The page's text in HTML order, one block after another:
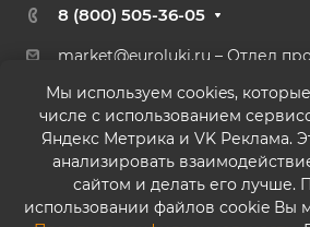
8 (800) 505-36-05
market@euroluki.ru – Отдел
г. Москва, ул. Генерала Белова, 43
Мы используем cookies,
числе с использованием
Яндекс Метрика и VK Реклама.
анализировать
сайтом и делать его лучше.
использовании файлов cookie Вы